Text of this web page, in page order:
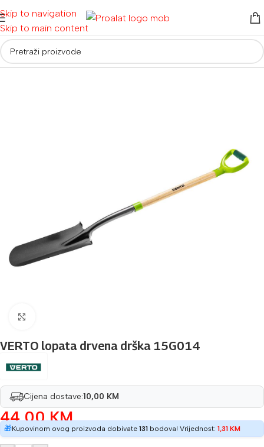
Skip to navigation
Skip to main content
Početna/ Alati za vrt i dom
VERTO lopata drvena drška 15G014
Cijena dostave:10,00 KM
44,00KM
🎁Kupovinom ovog proizvoda dobivate 131 bodova! Vrijednost: 1,31 KM